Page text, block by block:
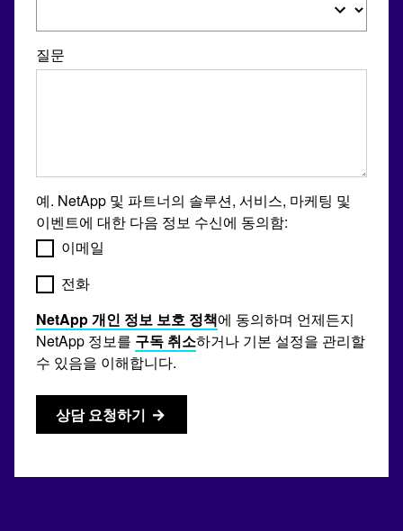
질문
예. NetApp 및 파트너의 솔루션, 서비스, 마케팅 및
이벤트에 대한 다음 정보 수신에 동의함:
이메일
전화
NetApp 개인 정보 보호 정책에 동의하며 언제든지
NetApp 정보를 구독 취소하거나 기본 설정을 관리할
수 있음을 이해합니다.
상담 요청하기